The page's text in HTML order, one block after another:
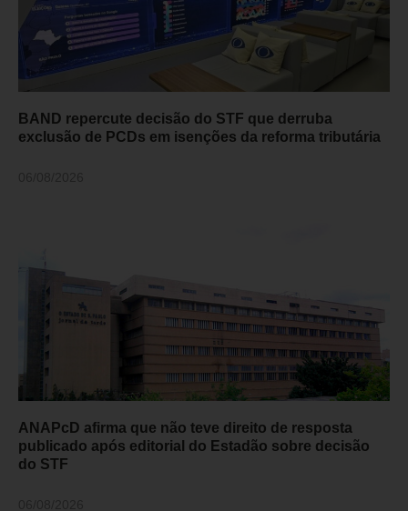
BAND repercute decisão do STF que derruba
exclusão de PCDs em isenções da reforma tributária
ANAPcD afirma que não teve direito de resposta
publicado após editorial do Estadão sobre decisão
do STF